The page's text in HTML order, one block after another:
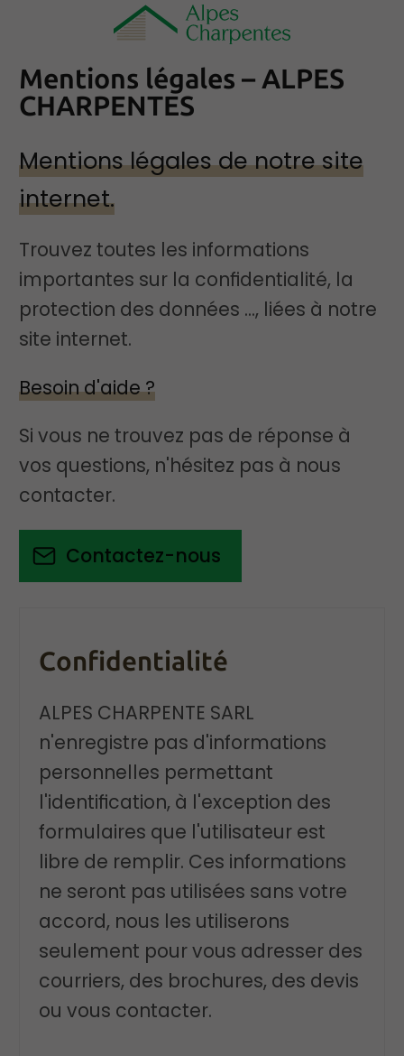
Mentions légales – ALPES
CHARPENTES
Mentions légales de notre site
internet.
Trouvez toutes les informations
importantes sur la confidentialité, la
protection des données ..., liées à notre
site internet.
Besoin d'aide ?
Si vous ne trouvez pas de réponse à
vos questions, n'hésitez pas à nous
contacter.
Contactez-nous
Confidentialité
ALPES CHARPENTE SARL
n'enregistre pas d'informations
personnelles permettant
l'identification, à l'exception des
formulaires que l'utilisateur est
libre de remplir. Ces informations
ne seront pas utilisées sans votre
accord, nous les utiliserons
seulement pour vous adresser des
courriers, des brochures, des devis
ou vous contacter.